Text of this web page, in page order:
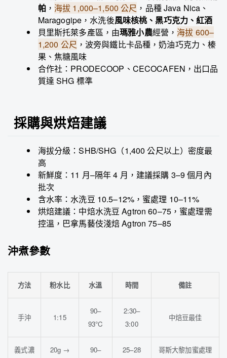
帕， 海拔 1,000–1,500 公尺 ，品種 Java Nica、
Maragogipe，水洗後風味核桃、黑巧克力、紅酒
貝里斯托萊多產區，由瑪雅小農經營， 海拔 600–
1,200 公尺 ，波旁與鐵比卡品種，奶油巧克力、榛
果、焦糖風味
合作社：PRODECOOP、CECOCAFEN，出口品
質達 SHG 標準
採購與烘焙建議
海拔分級：SHB/SHG（1,400 公尺以上）密度最
高
新鮮度：11 月–隔年 4 月，建議採購 3–9 個月內
批次
含水率：水洗豆 10.5–12%，蜜處理 10–11%
烘焙建議：中焙水洗豆 Agtron 60–75，蜜處理需
控溫，巴拿馬藝伎淺焙 Agtron 75–85
沖煮參數
方法 粉水比 水溫 時間 備註
手沖 1:15
90–
93°C
2:30–
3:00
中焙豆最佳
義式濃
20g →
90–
25–28
哥斯大黎加蜜處理